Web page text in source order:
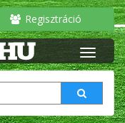
Regisztráció